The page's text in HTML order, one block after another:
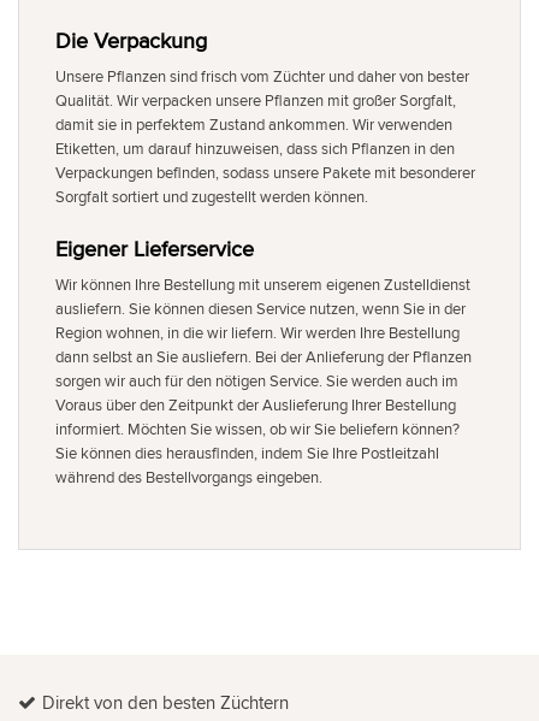
Die Verpackung
Unsere Pflanzen sind frisch vom Züchter und daher von bester
Qualität. Wir verpacken unsere Pflanzen mit großer Sorgfalt,
damit sie in perfektem Zustand ankommen. Wir verwenden
Etiketten, um darauf hinzuweisen, dass sich Pflanzen in den
Verpackungen befinden, sodass unsere Pakete mit besonderer
Sorgfalt sortiert und zugestellt werden können.
Eigener Lieferservice
Wir können Ihre Bestellung mit unserem eigenen Zustelldienst
ausliefern. Sie können diesen Service nutzen, wenn Sie in der
Region wohnen, in die wir liefern. Wir werden Ihre Bestellung
dann selbst an Sie ausliefern. Bei der Anlieferung der Pflanzen
sorgen wir auch für den nötigen Service. Sie werden auch im
Voraus über den Zeitpunkt der Auslieferung Ihrer Bestellung
informiert. Möchten Sie wissen, ob wir Sie beliefern können?
Sie können dies herausfinden, indem Sie Ihre Postleitzahl
während des Bestellvorgangs eingeben.
Direkt von den besten Züchtern